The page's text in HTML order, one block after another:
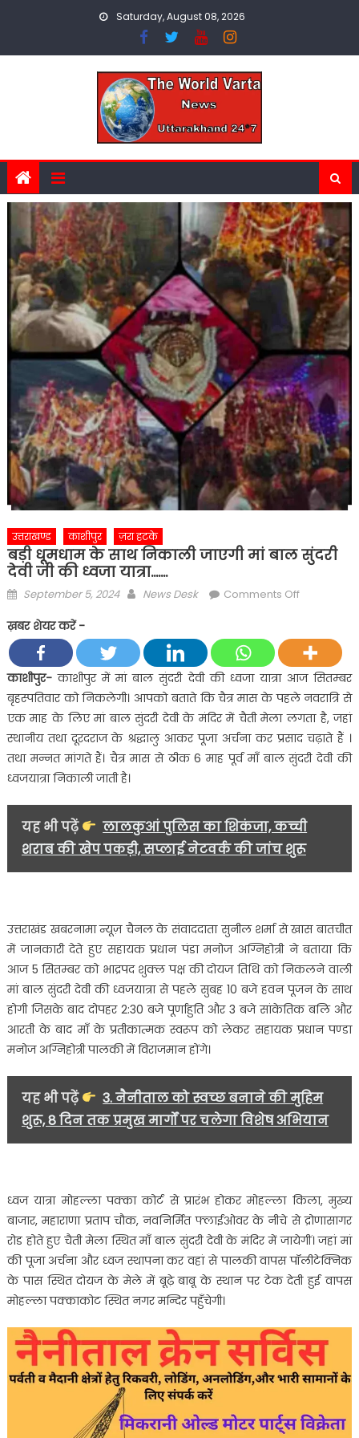
Saturday, August 08, 2026
उत्तराखण्ड काशीपुर ज़रा हटके
बड़ी धूमधाम के साथ निकाली जाएगी मां बाल सुंदरी
देवी जी की ध्वजा यात्रा…….
Posted
September 5, 2024 Author
News Desk Comments Offon
के
साथ
निकाली
जाएगी
मां
बाल
सुंदरी
ध्वजा
यात्रा…….
ख़बर शेयर करें -
काशीपुर-काशीपुर में मां बाल सुंदरी देवी की ध्वजा यात्रा आज सितम्बर
बृहस्पतिवार को निकलेगी। आपको बताते कि चैत्र मास के पहले नवरात्रि से
एक माह के लिए मां बाल सुंदरी देवी के मंदिर में चैती मेला लगता है, जहां
स्थानीय तथा दूरदराज के श्रद्धालु आकर पूजा अर्चना कर प्रसाद चढ़ाते हैं ।
तथा मन्नत मांगते हैं। चैत्र मास से ठीक 6 माह पूर्व माँ बाल सुंदरी देवी की
ध्वजयात्रा निकाली जाती है।
यह भी पढ़ें
लालकुआं पुलिस का शिकंजा, कच्ची
शराब की खेप पकड़ी, सप्लाई नेटवर्क की जांच शुरू
उत्तराखंड खबरनामा न्यूज़ चैनल के संवाददाता सुनील शर्मा से खास बातचीत
में जानकारी देते हुए सहायक प्रधान पंडा मनोज अग्निहोत्री ने बताया कि
आज 5 सितम्बर को भाद्रपद शुक्ल पक्ष की दोयज तिथि को निकलने वाली
मां बाल सुंदरी देवी की ध्वजयात्रा से पहले सुबह 10 बजे हवन पूजन के साथ
होगी जिसके बाद दोपहर 2:30 बजे पूर्णाहुति और 3 बजे सांकेतिक बलि और
आरती के बाद माँ के प्रतीकात्मक स्वरूप को लेकर सहायक प्रधान पण्डा
मनोज अग्निहोत्री पालकी में विराजमान होंगे।
यह भी पढ़ें
3. नैनीताल को स्वच्छ बनाने की मुहिम
शुरू, 8 दिन तक प्रमुख मार्गों पर चलेगा विशेष अभियान
ध्वज यात्रा मोहल्ला पक्का कोर्ट से प्रारंभ होकर मोहल्ला किला, मुख्य
बाजार, महाराणा प्रताप चौक, नवनिर्मित फ्लाईओवर के नीचे से द्रोणासागर
रोड होते हुए चैती मेला स्थित माँ बाल सुंदरी देवी के मंदिर में जायेगीं। जहां मां
की पूजा अर्चना और ध्वज स्थापना कर वहां से पालकी वापस पॉलीटेक्निक
के पास स्थित दोयज के मेले में बूढ़े बाबू के स्थान पर टेक देती हुई वापस
मोहल्ला पक्काकोट स्थित नगर मन्दिर पहुँचेगी।